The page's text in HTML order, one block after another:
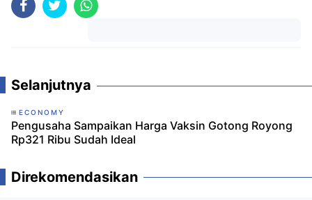
Selanjutnya
ECONOMY
Pengusaha Sampaikan Harga Vaksin Gotong Royong
Rp321 Ribu Sudah Ideal
Direkomendasikan